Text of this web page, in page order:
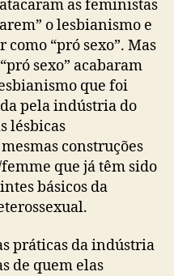
as feministas
o lesbianismo e
“pró sexo”. Mas
sexo” acabaram
que foi
pela indústria do
lésbicas
construções
que já têm sido
básicos da
práticas da indústria
de quem elas